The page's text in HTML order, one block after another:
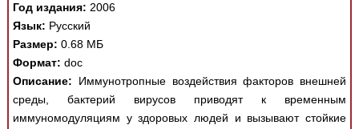
Год издания: 2006
Язык: Русский
Размер: 0.68 МБ
Формат: doc
Описание: Иммунотропные воздействия факторов внешней
среды, бактерий вирусов приводят к временным
иммуномодуляциям у здоровых людей и вызывают стойкие